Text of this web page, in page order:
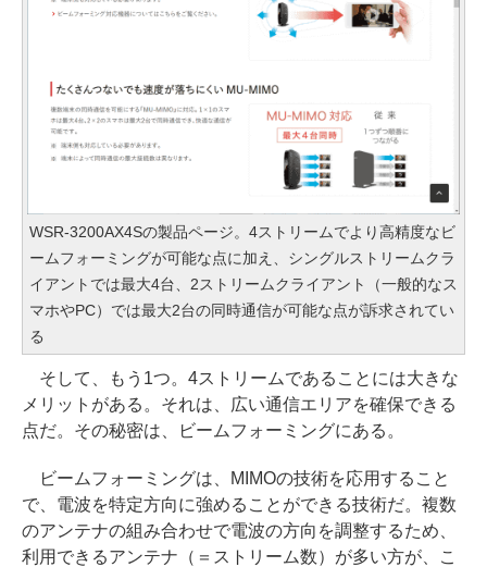
WSR-3200AX4Sの製品ページ。4ストリームでより高精度なビ
ームフォーミングが可能な点に加え、シングルストリームクラ
イアントでは最大4台、2ストリームクライアント（一般的なス
マホやPC）では最大2台の同時通信が可能な点が訴求されてい
る
そして、もう1つ。4ストリームであることには大きな
メリットがある。それは、広い通信エリアを確保できる
点だ。その秘密は、ビームフォーミングにある。
ビームフォーミングは、MIMOの技術を応用すること
で、電波を特定方向に強めることができる技術だ。複数
のアンテナの組み合わせで電波の方向を調整するため、
利用できるアンテナ（＝ストリーム数）が多い方が、こ